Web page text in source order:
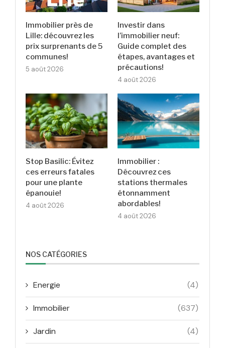
Immobilier près de
Lille: découvrez les
prix surprenants de 5
communes!
5 août 2026
Investir dans
l’immobilier neuf:
Guide complet des
étapes, avantages et
précautions!
4 août 2026
Stop Basilic: Évitez
ces erreurs fatales
pour une plante
épanouie!
4 août 2026
Immobilier :
Découvrez ces
stations thermales
étonnamment
abordables!
4 août 2026
NOS CATÉGORIES
Energie (4)
Immobilier (637)
Jardin (4)